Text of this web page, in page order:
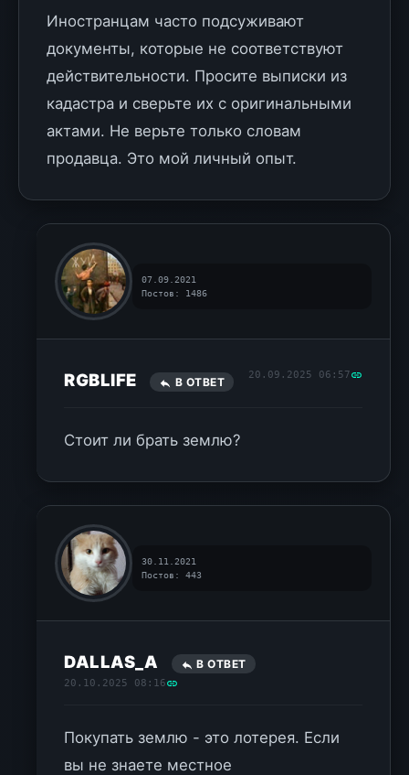
Иностранцам часто подсуживают
документы, которые не соответствуют
действительности. Просите выписки из
кадастра и сверьте их с оригинальными
актами. Не верьте только словам
продавца. Это мой личный опыт.
07.09.2021
Постов: 1486
RGBLIFE В ОТВЕТ
20.09.2025 06:57
Стоит ли брать землю?
30.11.2021
Постов: 443
DALLAS_A В ОТВЕТ
20.10.2025 08:16
Покупать землю - это лотерея. Если
вы не знаете местное